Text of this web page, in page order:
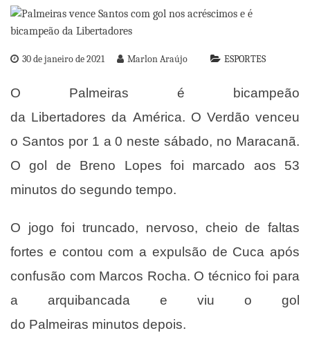
30 de janeiro de 2021 Marlon Araújo ESPORTES
O Palmeiras é bicampeão
da Libertadores da América. O Verdão venceu
o Santos por 1 a 0 neste sábado, no Maracanã.
O gol de Breno Lopes foi marcado aos 53
minutos do segundo tempo.
O jogo foi truncado, nervoso, cheio de faltas
fortes e contou com a expulsão de Cuca após
confusão com Marcos Rocha. O técnico foi para
a arquibancada e viu o gol
do Palmeiras minutos depois.